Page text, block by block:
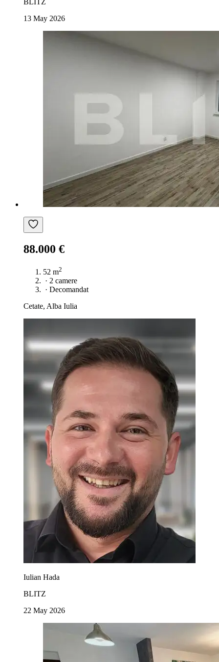
BLITZ
13 May 2026
88.000 €
52 m2
· 2 camere
· Decomandat
Cetate, Alba Iulia
Iulian Hada
BLITZ
22 May 2026